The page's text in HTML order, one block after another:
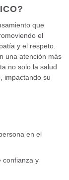
que
el
y el respeto.
una atención más
no solo la salud
impactando su
en el
confianza y